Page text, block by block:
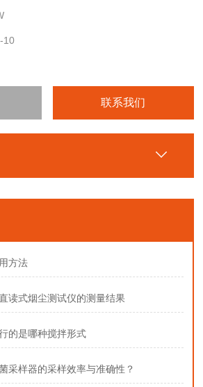
10
联系我们
方法
读式烟尘测试仪的测量结果
的是哪种搅拌形式
采样器的采样效率与准确性？